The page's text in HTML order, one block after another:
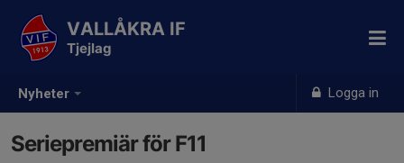
Nyheter Logga in
VALLÅKRA IF
Tjejlag
Seriepremiär för F11